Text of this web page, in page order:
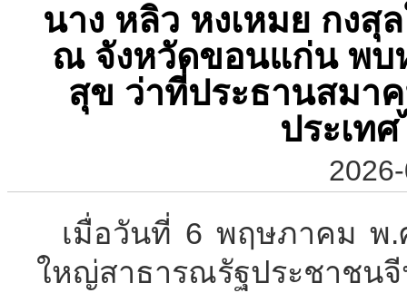
นาง หลิว หงเหมย กง
ณ จังหวัดขอนแก่น พบ
สุข ว่าที่ประธานสมา
ประเท
เมื่อวันที่ 6 พฤษภาคม พ.
ใหญ่สาธารณรัฐประชาชน